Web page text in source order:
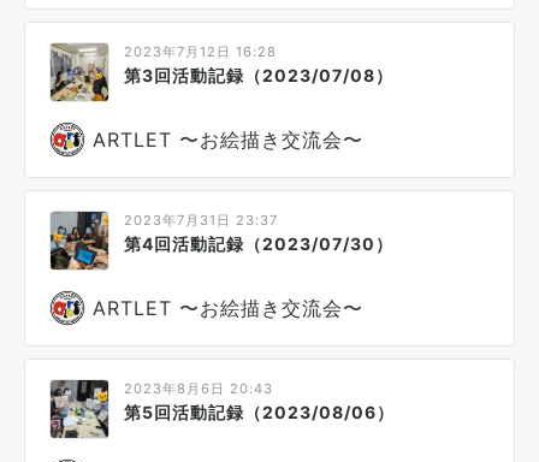
2023年7月12日 16:28
第3回活動記録（2023/07/08）
ARTLET 〜お絵描き交流会〜
2023年7月31日 23:37
第4回活動記録（2023/07/30）
ARTLET 〜お絵描き交流会〜
2023年8月6日 20:43
第5回活動記録（2023/08/06）